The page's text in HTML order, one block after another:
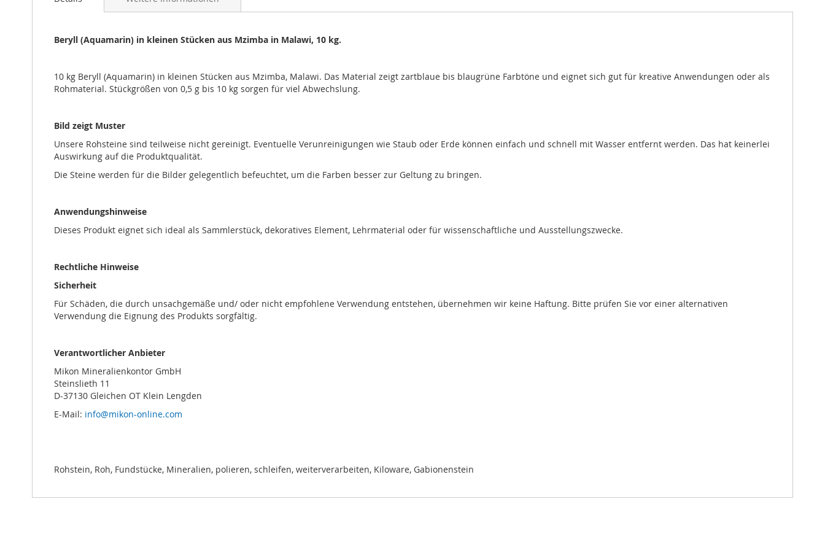
Beryll (Aquamarin) in kleinen Stücken aus Mzimba in Malawi, 10 kg.
10 kg Beryll (Aquamarin) in kleinen Stücken aus Mzimba, Malawi. Das Material zeigt zartblaue bis blaugrüne Farbtöne und eignet sich gut für kreative Anwendungen oder als
Rohmaterial. Stückgrößen von 0,5 g bis 10 kg sorgen für viel Abwechslung.
Bild zeigt Muster
Unsere Rohsteine sind teilweise nicht gereinigt. Eventuelle Verunreinigungen wie Staub oder Erde können einfach und schnell mit Wasser entfernt werden. Das hat keinerlei
Auswirkung auf die Produktqualität.
Die Steine werden für die Bilder gelegentlich befeuchtet, um die Farben besser zur Geltung zu bringen.
Anwendungshinweise
Dieses Produkt eignet sich ideal als Sammlerstück, dekoratives Element, Lehrmaterial oder für wissenschaftliche und Ausstellungszwecke.
Rechtliche Hinweise
Sicherheit
Für Schäden, die durch unsachgemäße und/ oder nicht empfohlene Verwendung entstehen, übernehmen wir keine Haftung. Bitte prüfen Sie vor einer alternativen
Verwendung die Eignung des Produkts sorgfältig.
Verantwortlicher Anbieter
Mikon Mineralienkontor GmbH
Steinslieth 11
D-37130 Gleichen OT Klein Lengden
E-Mail: info@mikon-online.com
Rohstein, Roh, Fundstücke, Mineralien, polieren, schleifen, weiterverarbeiten, Kiloware, Gabionenstein